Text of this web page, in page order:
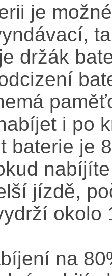
je
držák
i po
baterie je
jízdě,
okolo
na